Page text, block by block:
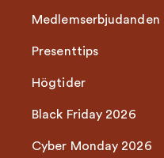
Medlemserbjudanden
Presenttips
Högtider
Black Friday 2026
Cyber Monday 2026